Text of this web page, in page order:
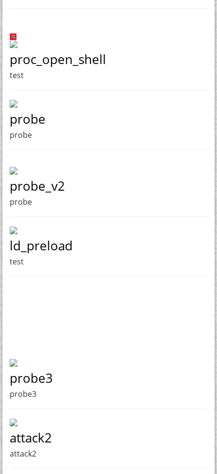
proc_open_shell
test
probe
probe
probe_v2
probe
ld_preload
test
probe3
probe3
attack2
attack2